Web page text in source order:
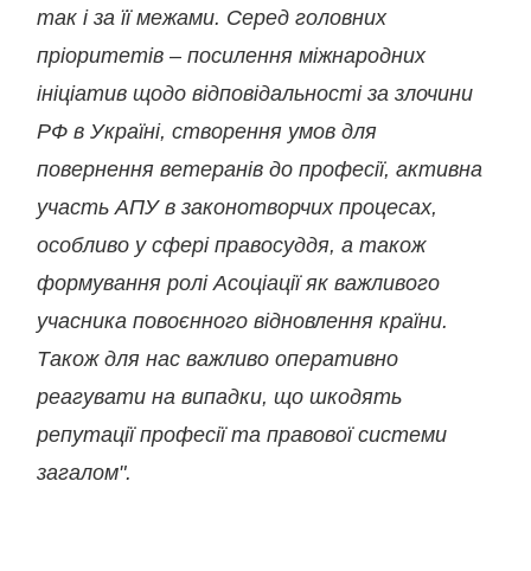
так і за її межами. Серед головних
пріоритетів – посилення міжнародних
ініціатив щодо відповідальності за злочини
РФ в Україні, створення умов для
повернення ветеранів до професії, активна
участь АПУ в законотворчих процесах,
особливо у сфері правосуддя, а також
формування ролі Асоціації як важливого
учасника повоєнного відновлення країни.
Також для нас важливо оперативно
реагувати на випадки, що шкодять
репутації професії та правової системи
загалом".